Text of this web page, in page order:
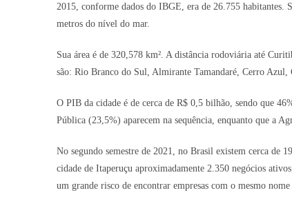
2015, conforme dados do IBGE, era de 26.755 habitantes.
metros do nível do mar.
Sua área é de 320,578 km². A distância rodoviária até
são: Rio Branco do Sul, Almirante Tamandaré, Cerro
O PIB da cidade é de cerca de R$ 0,5 bilhão, sendo que
Pública (23,5%) aparecem na sequência, enquanto que a
No segundo semestre de 2021, no Brasil existem cerca de
cidade de Itaperuçu aproximadamente 2.350 negócios
um grande risco de encontrar empresas com o mesmo